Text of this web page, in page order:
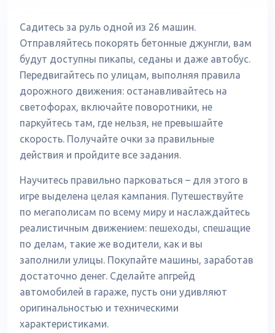
Садитесь за руль одной из 26 машин.
Отправляйтесь покорять бетонные джунгли, вам
будут доступны пикапы, седаны и даже автобус.
Передвигайтесь по улицам, выполняя правила
дорожного движения: останавливайтесь на
светофорах, включайте поворотники, не
паркуйтесь там, где нельзя, не превышайте
скорость. Получайте очки за правильные
действия и пройдите все задания.
Научитесь правильно парковаться – для этого в
игре выделена целая кампания. Путешествуйте
по мегаполисам по всему миру и наслаждайтесь
реалистичным движением: пешеходы, спешащие
по делам, такие же водители, как и вы
заполнили улицы. Покупайте машины, заработав
достаточно денег. Сделайте апгрейд
автомобилей в гараже, пусть они удивляют
оригинальностью и техническими
характеристиками.